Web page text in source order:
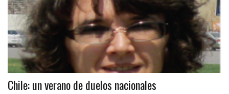
Chile: un verano de duelos nacionales